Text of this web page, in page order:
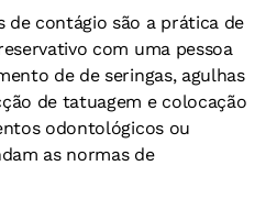
de contágio são a prática de
com uma pessoa
de de seringas, agulhas
de tatuagem e colocação
odontológicos ou
as normas de